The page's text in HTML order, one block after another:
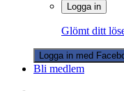
Logga in
Glömt ditt
Logga in med
Bli medlem